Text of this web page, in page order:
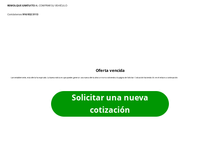
REMOLQUE GRATUITOAL COMPRAR SU VEHÍCULO
Contáctenos:916 932 3113
Oferta vencida
Lamentablemente, esta oferta ha expirado. La buena noticia es que puedes generar una nueva oferta ahora mismo volviendo a la página de Solicitar Cotización haciendo clic en el enlace a continuación:
Solicitar una nueva
cotización